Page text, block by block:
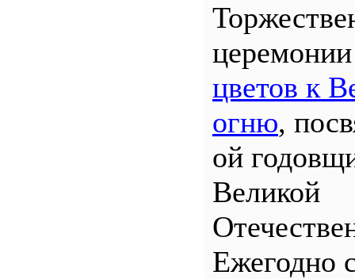
цветов к
огню,
ой
Великой
Ежегодно